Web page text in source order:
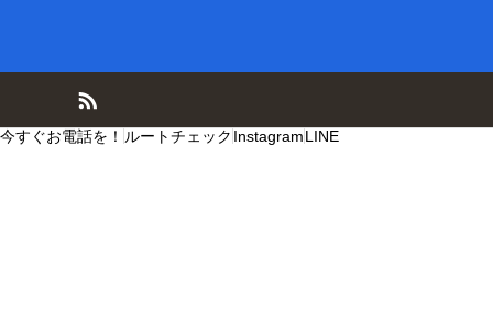
今すぐお電話を！ ルートチェック InstagramLINE